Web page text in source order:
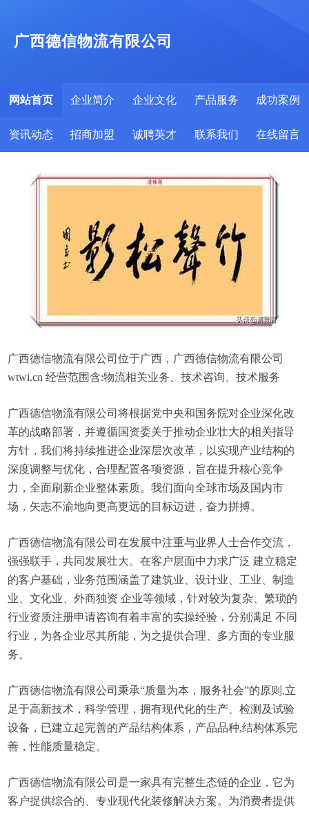
广西德信物流有限公司
网站首页 企业简介 企业文化 产品服务 成功案例
资讯动态 招商加盟 诚聘英才 联系我们 在线留言
广西德信物流有限公司位于广西，广西德信物流有限公司
wtwi.cn 经营范围含:物流相关业务、技术咨询、技术服务
广西德信物流有限公司将根据党中央和国务院对企业深化改
革的战略部署，并遵循国资委关于推动企业壮大的相关指导
方针，我们将持续推进企业深层次改革，以实现产业结构的
深度调整与优化，合理配置各项资源，旨在提升核心竞争
力，全面刷新企业整体素质。我们面向全球市场及国内市
场，矢志不渝地向更高更远的目标迈进，奋力拼搏。
广西德信物流有限公司在发展中注重与业界人士合作交流，
强强联手，共同发展壮大。在客户层面中力求广泛 建立稳定
的客户基础，业务范围涵盖了建筑业、设计业、工业、制造
业、文化业、外商独资 企业等领域，针对较为复杂、繁琐的
行业资质注册申请咨询有着丰富的实操经验，分别满足 不同
行业，为各企业尽其所能，为之提供合理、多方面的专业服
务。
广西德信物流有限公司秉承“质量为本，服务社会”的原则,立
足于高新技术，科学管理，拥有现代化的生产、检测及试验
设备，已建立起完善的产品结构体系，产品品种,结构体系完
善，性能质量稳定。
广西德信物流有限公司是一家具有完整生态链的企业，它为
客户提供综合的、专业现代化装修解决方案。为消费者提供